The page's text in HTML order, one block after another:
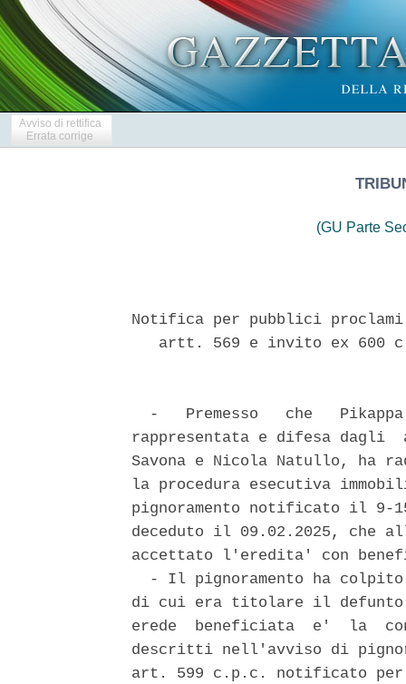
Avviso di rettifica
Errata corrige
(GU Parte
Notifica per pubblici
artt. 569 e invito ex 600
-   Premesso   che
rappresentata e difesa
Savona e Nicola Natullo, ha
la procedura esecutiva
pignoramento notificato il 9-
deceduto il 09.02.2025, che
accettato l'eredita' con
- Il pignoramento ha
di cui era titolare il
erede  beneficiata  e'  la
descritti nell'avviso di
art. 599 c.p.c. notificato per